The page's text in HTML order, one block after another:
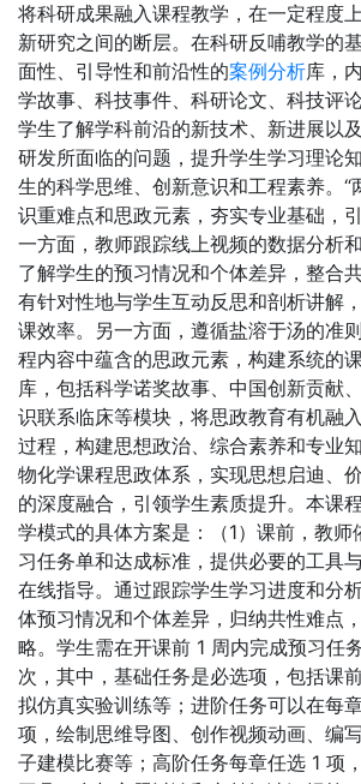
将科研成果融入课程教学，在一定程度
新研究之间的断层。在科研反哺教学的
面性、引导性和前沿性的案例分析库，
学故事、科技事件、科研论文、科技评
学生了解学科前沿的新技术、新进展以
研发所面临的问题，提升学生学习理论
生的科学思维、创新意识和工程素养。“
识重难点和思政元素，夯实专业基础，
一方面，教师跟踪线上视频的数据分析
了解学生的预习情况和个体差异，整合
有针对性地与学生互动反思和剖析讲解
课效率。另一方面，遵循盐溶于汤的准
程内容中蕴含的思政元素，构建系统的
库，包括科学诺奖故事、中国创新贡献
识联系临床等模块，将思政教育有机融
过程，构建思想政治、综合素养和专业
物化学课程思政体系，实现思想启迪、
的深度融合，引领学生素质提升。本课
学模式的具体方案是：（1）课前，教师
习任务单和达成标准，提供必要的工具
在线指导。通过跟踪学生学习进度和分
体预习情况和个体差异，归纳共性难点
略。学生需在开课前 1 周内完成预习任
次，其中，基础任务是必选项，包括课
拟仿真实验训练等；进阶任务可以在每
项，绘制思维导图、创作视频动画、编
子建模比赛等；高阶任务每章任选 1 项